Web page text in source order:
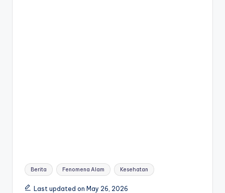
Tags:
Berita Fenomena Alam Kesehatan
Last updated on May 26, 2026